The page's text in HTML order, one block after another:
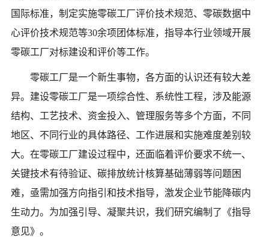
国际标准，制定实施零碳工厂评价技术规范、零碳数据中
心评价技术规范等30余项团体标准，指导本行业领域开展
零碳工厂对标建设和评价等工作。
零碳工厂是一个新生事物，各方面的认识还有较大差
异。建设零碳工厂是一项综合性、系统性工程，涉及能源
结构、工艺技术、资金投入、管理服务等多个方面，不同
地区、不同行业的具体路径、工作进展和实施难度差别较
大。在零碳工厂建设过程中，还面临着评价要求不统一、
关键技术有待验证、碳排放统计核算基础薄弱等问题困
难，亟需加强方向指引和技术指导，激发企业节能降碳内
生动力。为加强引导、凝聚共识，我们研究编制了《指导
意见》。